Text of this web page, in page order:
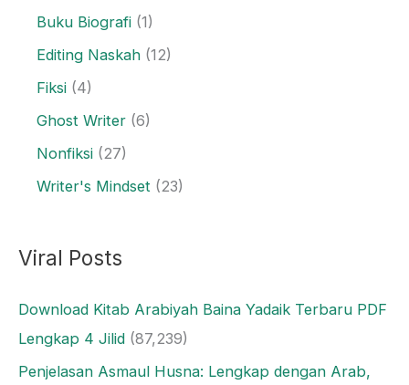
Buku Biografi (1)
Editing Naskah (12)
Fiksi (4)
Ghost Writer (6)
Nonfiksi (27)
Writer's Mindset (23)
Viral Posts
Download Kitab Arabiyah Baina Yadaik Terbaru PDF
Lengkap 4 Jilid (87,239)
Penjelasan Asmaul Husna: Lengkap dengan Arab,